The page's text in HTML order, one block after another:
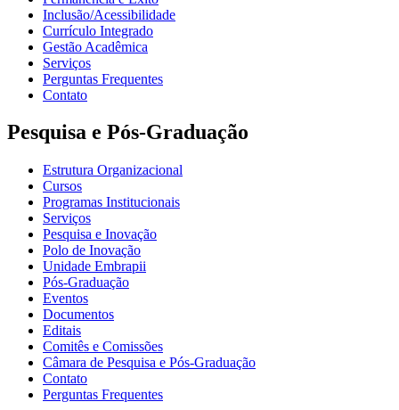
Inclusão/Acessibilidade
Currículo Integrado
Gestão Acadêmica
Serviços
Perguntas Frequentes
Contato
Pesquisa e Pós-Graduação
Estrutura Organizacional
Cursos
Programas Institucionais
Serviços
Pesquisa e Inovação
Polo de Inovação
Unidade Embrapii
Pós-Graduação
Eventos
Documentos
Editais
Comitês e Comissões
Câmara de Pesquisa e Pós-Graduação
Contato
Perguntas Frequentes